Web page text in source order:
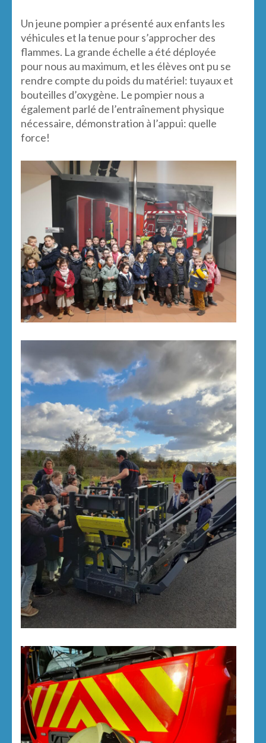
Un jeune pompier a présenté aux enfants les
véhicules et la tenue pour s’approcher des
flammes. La grande échelle a été déployée
pour nous au maximum, et les élèves ont pu se
rendre compte du poids du matériel: tuyaux et
bouteilles d’oxygène. Le pompier nous a
également parlé de l’entraînement physique
nécessaire, démonstration à l’appui: quelle
force!